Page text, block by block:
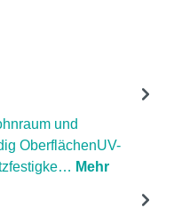
und
OberflächenUV-
Mehr